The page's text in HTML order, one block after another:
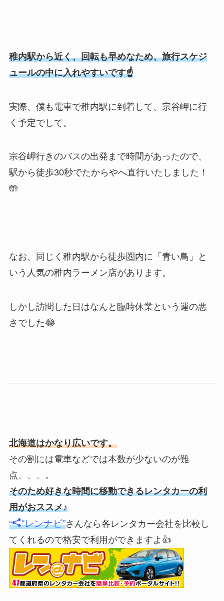
稚内駅から近く、回転も早めなため、旅行スケジ
ュールの中に入れやすいです☝
実際、僕も電車で稚内駅に到着して、宗谷岬に行
く予定でして。
宗谷岬行きのバスの出発まで時間があったので、
駅から徒歩30秒でたからやへ直行いたしました！
🤲
なお、同じく稚内駅から徒歩圏内に「青い鳥」と
いう人気の稚内ラーメン店があります。
しかし訪問した日はなんと臨時休業という運の悪
さでした😂
北海道はかなり広いです。
その割には電車などでは本数が少ないのが難
点、、、。
そのため好きな時間に移動できるレンタカーの利
用がおススメ♪
“
“レンナビ”さんなら各レンタカー会社を比較し
てくれるので格安で利用ができますよ👍